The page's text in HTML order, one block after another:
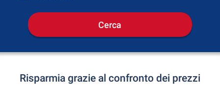
Cerca
Risparmia grazie al confronto dei prezzi